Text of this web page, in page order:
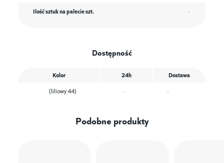
Ilość sztuk na palecie szt. -
Dostępność
Kolor 24h
Dostawa
(liliowy 44)
- -
Podobne produkty